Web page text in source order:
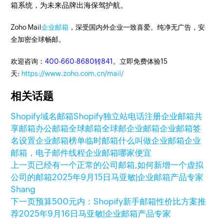
箱系统，为未来品牌出海保驾护航。
Zoho Mail企业邮箱 ，深受国内外企业一致喜爱。纯净无广告，安
全加密全球畅邮。
欢迎咨询：400-660-8680转841 。立即免费体验15
天: https://www.zoho.com.cn/mail/
相关话题
Shopify域名邮箱Shopify独立站电话注册企业邮箱共
享邮箱办公邮箱全球邮箱全球邮企业邮箱企业邮箱签
名设置企业邮箱榜单临时邮箱什么叫做企业邮箱企业
邮箱，电子邮件线程企业邮箱哪家便宜
上一页已经有一个正常的公司邮箱,如何新增一个虚拟
公司的邮箱2025年9月15日马亚敏|企业邮箱产品专家
Shang
下一页预算500元内：Shopify新手邮箱性价比方案推
荐2025年9月16日马亚敏|企业邮箱产品专家